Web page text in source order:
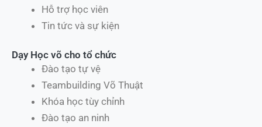
Hỗ trợ học viên
Tin tức và sự kiện
Dạy Học võ cho tổ chức
Đào tạo tự vệ
Teambuilding Võ Thuật
Khóa học tùy chỉnh
Đào tạo an ninh